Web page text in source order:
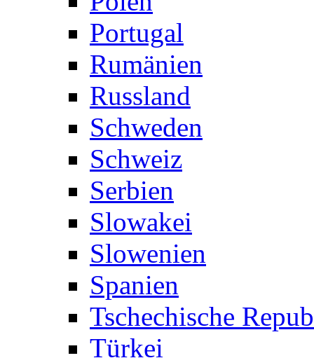
Portugal
Rumänien
Russland
Schweden
Schweiz
Serbien
Slowakei
Slowenien
Spanien
Tschechische
Türkei